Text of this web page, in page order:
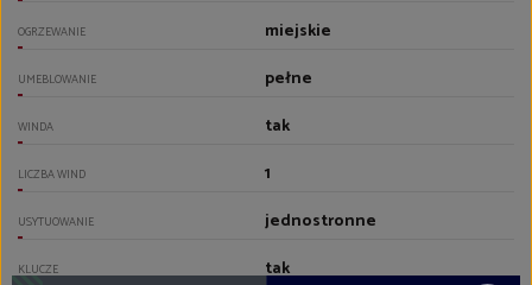
OGRZEWANIE miejskie
UMEBLOWANIE pełne
WINDA tak
LICZBA WIND 1
USYTUOWANIE jednostronne
KLUCZE tak